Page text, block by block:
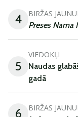
4 BIRŽAS
Preses Nama
5
VIEDOKĻI
Naudas
gadā
6 BIRŽAS